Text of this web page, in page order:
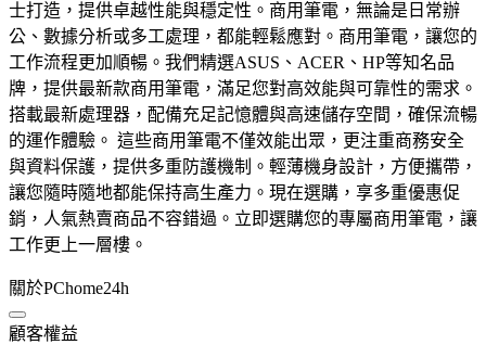
士打造，提供卓越性能與穩定性。商用筆電，無論是日常辦
公、數據分析或多工處理，都能輕鬆應對。商用筆電，讓您的
工作流程更加順暢。我們精選ASUS、ACER、HP等知名品
牌，提供最新款商用筆電，滿足您對高效能與可靠性的需求。
搭載最新處理器，配備充足記憶體與高速儲存空間，確保流暢
的運作體驗。 這些商用筆電不僅效能出眾，更注重商務安全
與資料保護，提供多重防護機制。輕薄機身設計，方便攜帶，
讓您隨時隨地都能保持高生產力。現在選購，享多重優惠促
銷，人氣熱賣商品不容錯過。立即選購您的專屬商用筆電，讓
工作更上一層樓。
關於PChome24h
顧客權益